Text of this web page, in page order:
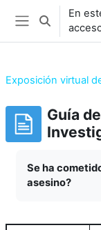
Salta al contenido
Panel lateral
Selector de
En
Guía
Se ha
asesino?